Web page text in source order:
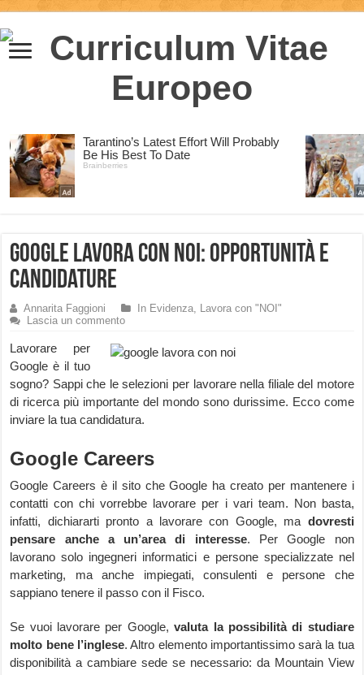
Google Lavora con Noi: opportunità e
candidature
Annarita Faggioni In Evidenza, Lavora con "NOI"
Lascia un commento
Lavorare per
Google è il tuo
sogno? Sappi che le selezioni per lavorare nella filiale del motore
di ricerca più importante del mondo sono durissime. Ecco come
inviare la tua candidatura.
Google Careers
Google Careers è il sito che Google ha creato per mantenere i
contatti con chi vorrebbe lavorare per i vari team. Non basta,
infatti, dichiararti pronto a lavorare con Google, ma dovresti
pensare anche a un’area di interesse. Per Google non
lavorano solo ingegneri informatici e persone specializzate nel
marketing, ma anche impiegati, consulenti e persone che
sappiano tenere il passo con il Fisco.
Se vuoi lavorare per Google,valuta la possibilità di studiare
molto bene l’inglese. Altro elemento importantissimo sarà la tua
disponibilità a cambiare sede se necessario: da Mountain View